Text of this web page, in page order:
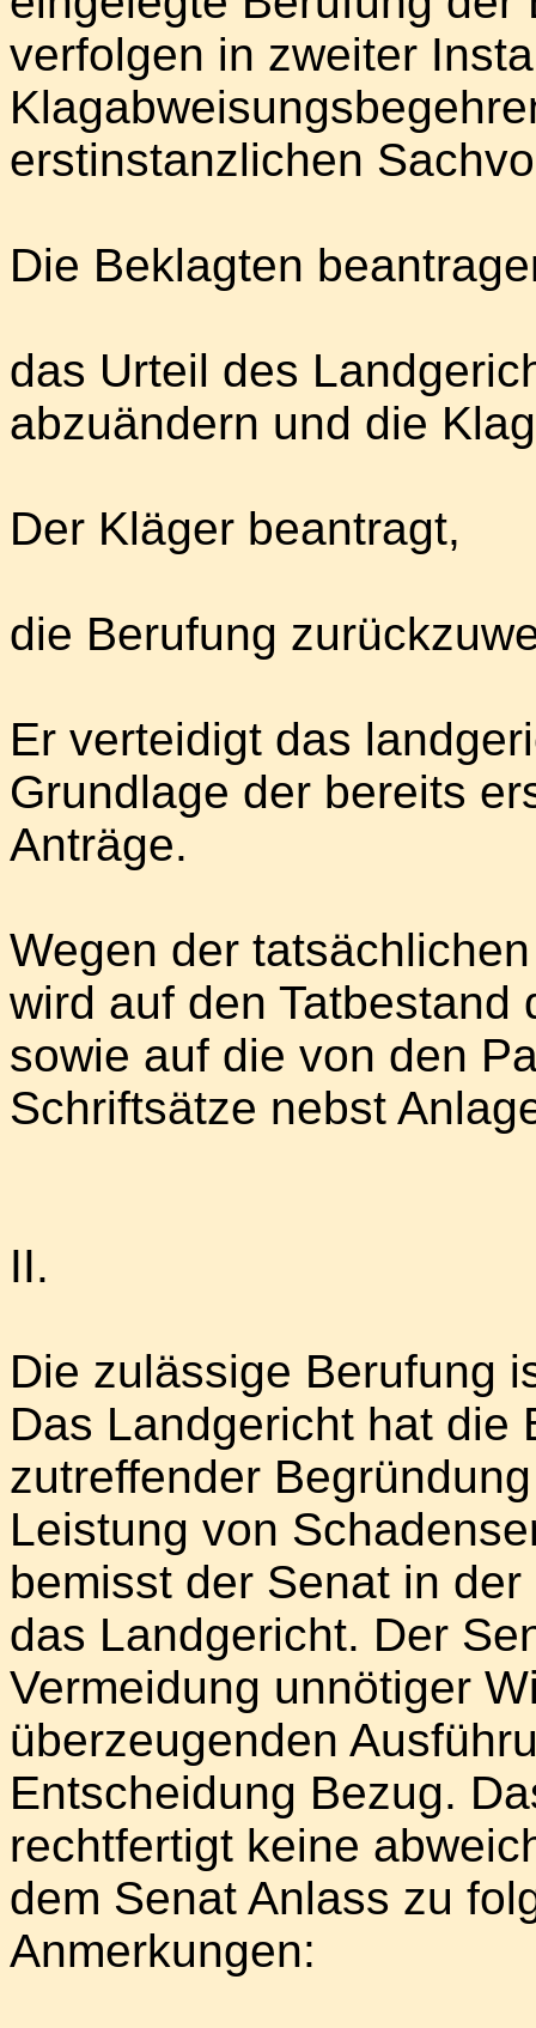
verfolgen in zweiter
erstinstanzlichen
Die Beklagten
das Urteil des
abzuändern und die
Der Kläger beantragt,
die Berufung
Er verteidigt das
Grundlage der bereits
Anträge.
Wegen der
wird auf den
sowie auf die von den
Schriftsätze nebst
II.
Die zulässige Berufung
Das Landgericht hat die
zutreffender
Leistung von
bemisst der Senat in
das Landgericht. Der
Vermeidung unnötiger
überzeugenden
Entscheidung Bezug.
rechtfertigt keine
dem Senat Anlass zu
Anmerkungen: